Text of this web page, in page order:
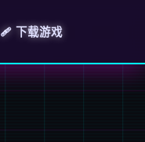
🩹 下载游戏